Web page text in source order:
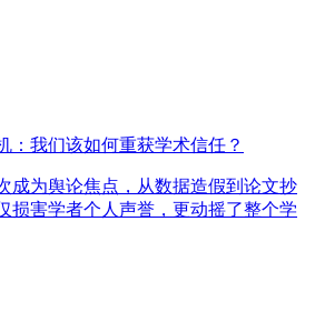
：我们该如何重获学术信任？
成为舆论焦点，从数据造假到论文抄
损害学者个人声誉，更动摇了整个学